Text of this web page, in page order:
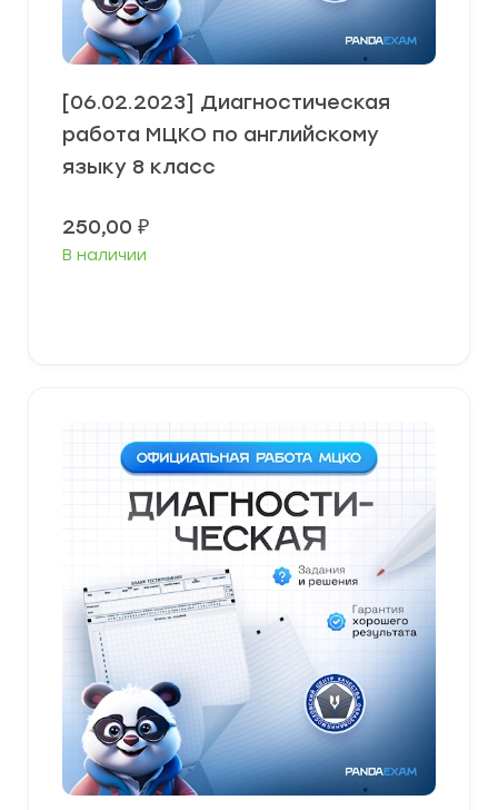
[06.02.2023] Диагностическая
работа МЦКО по английскому
языку 8 класс
250,00 ₽
В наличии